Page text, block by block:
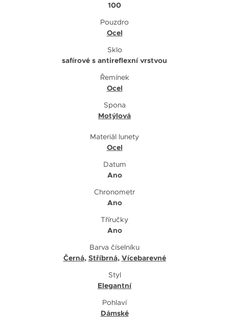
100
Pouzdro
Ocel
Sklo
safírové s antireflexní vrstvou
Řemínek
Ocel
Spona
Motýlová
Materiál lunety
Ocel
Datum
Ano
Chronometr
Ano
Tříručky
Ano
Barva číselníku
Černá, Stříbrná, Vícebarevné
Styl
Elegantní
Pohlaví
Dámské